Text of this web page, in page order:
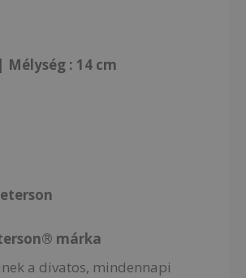
Mélység : 14 cm
márka
a divatos, mindennapi